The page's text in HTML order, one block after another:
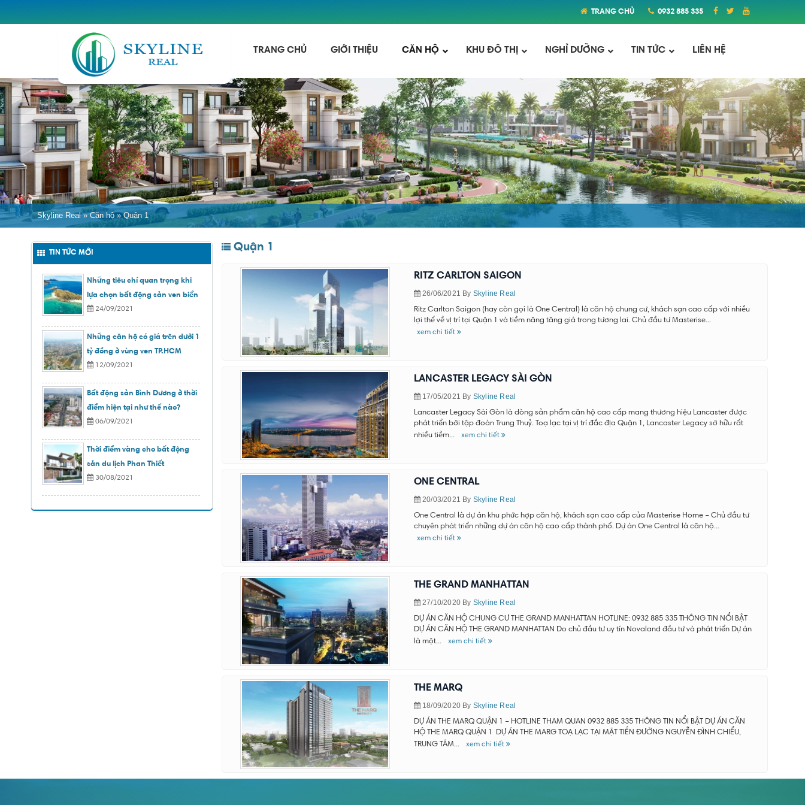
TRANG CHỦ 0932 885 335
TRANG CHỦ GIỚI THIỆU CĂN HỘ KHU ĐÔ THỊ NGHỈ DƯỠNG TIN TỨC LIÊN HỆ
Skyline Real»Căn hộ»Quận 1
Quận 1
RITZ CARLTON SAIGON
26/06/2021 By Skyline Real
Ritz Carlton Saigon (hay còn gọi là One Central) là căn hộ chung cư, khách sạn cao cấp với nhiều
lợi thế về vị trí tại Quận 1 và tiềm năng tăng giá trong tương lai. Chủ đầu tư Masterise...
xem chi tiết
LANCASTER LEGACY SÀI GÒN
17/05/2021 By Skyline Real
Lancaster Legacy Sài Gòn là dòng sản phẩm căn hộ cao cấp mang thương hiệu Lancaster được
phát triển bởi tập đoàn Trung Thuỷ. Toạ lạc tại vị trí đắc địa Quận 1, Lancaster Legacy sở hữu rất
nhiều tiềm...
xem chi tiết
ONE CENTRAL
20/03/2021 By Skyline Real
One Central là dự án khu phức hợp căn hộ, khách sạn cao cấp của Masterise Home – Chủ đầu tư
chuyên phát triển những dự án căn hộ cao cấp thành phố. Dự án One Central là căn hộ...
xem chi tiết
THE GRAND MANHATTAN
27/10/2020 By Skyline Real
DỰ ÁN CĂN HỘ CHUNG CƯ THE GRAND MANHATTAN HOTLINE: 0932 885 335 THÔNG TIN NỔI BẬT
DỰ ÁN CĂN HỘ THE GRAND MANHATTAN Do chủ đầu tư uy tín Novaland đầu tư và phát triển Dự án
là một...
xem chi tiết
THE MARQ
18/09/2020 By Skyline Real
DỰ ÁN THE MARQ QUẬN 1 – HOTLINE THAM QUAN 0932 885 335 THÔNG TIN NỔI BẬT DỰ ÁN CĂN
HỘ THE MARQ QUẬN 1 DỰ ÁN THE MARG TOẠ LẠC TẠI MẶT TIỀN ĐƯỜNG NGUYỄN ĐÌNH CHIỂU,
TRUNG TÂM...
xem chi tiết
TIN TỨC MỚI
Những tiêu chí quan trọng khi
lựa chọn bất động sản ven biển
24/09/2021
Những căn hộ có giá trên dưới 1
tỷ đồng ở vùng ven TP.HCM
12/09/2021
Bất động sản Bình Dương ở thời
điểm hiện tại như thế nào?
06/09/2021
Thời điểm vàng cho bất động
sản du lịch Phan Thiết
30/08/2021